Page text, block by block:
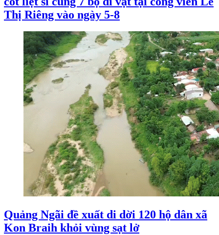
Thị Riêng vào ngày 5-8
Quảng Ngãi đề xuất di dời 120 hộ dân xã
Kon Braih khỏi vùng sạt lở